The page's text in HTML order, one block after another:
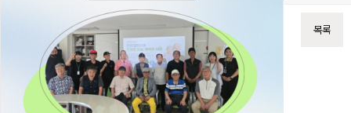
다음글 목록
첨부자료 참조